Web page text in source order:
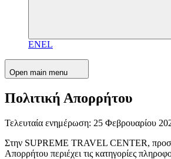
ENEL
Open main menu
Πολιτική Απορρήτου
Τελευταία ενημέρωση: 25 Φεβρουαρίου
Στην SUPREME TRAVEL CENTER,
Απορρήτου περιέχει τις κατηγορίες